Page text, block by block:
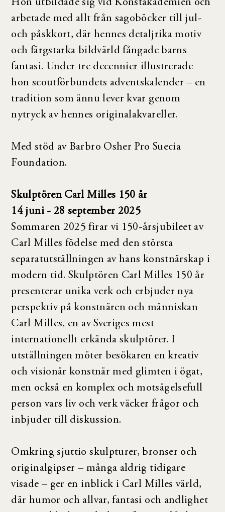
Hon utbildade sig vid Konstakademien och
arbetade med allt från sagoböcker till jul-
och påskkort, där hennes detaljrika motiv
och färgstarka bildvärld fångade barns
fantasi. Under tre decennier illustrerade
hon scoutförbundets adventskalender – en
tradition som ännu lever kvar genom
nytryck av hennes originalakvareller.
Med stöd av Barbro Osher Pro Suecia
Foundation.
Skulptören Carl Milles 150 år
14 juni - 28 september 2025
Sommaren 2025 firar vi 150-årsjubileet av
Carl Milles födelse med den största
separatutställningen av hans konstnärskap i
modern tid. Skulptören Carl Milles 150 år
presenterar unika verk och erbjuder nya
perspektiv på konstnären och människan
Carl Milles, en av Sveriges mest
internationellt erkända skulptörer. I
utställningen möter besökaren en kreativ
och visionär konstnär med glimten i ögat,
men också en komplex och motsägelsefull
person vars liv och verk väcker frågor och
inbjuder till diskussion.
Omkring sjuttio skulpturer, bronser och
originalgipser – många aldrig tidigare
visade – ger en inblick i Carl Milles värld,
där humor och allvar, fantasi och andlighet